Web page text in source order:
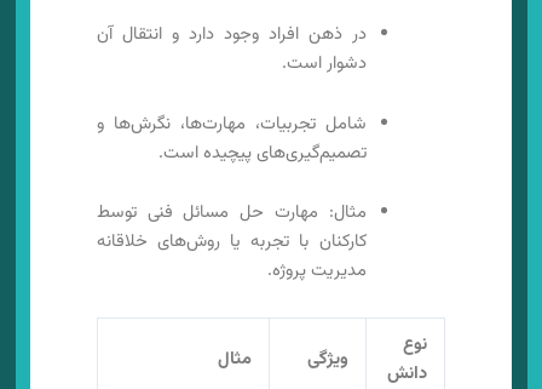
در ذهن افراد وجود دارد و انتقال آن
دشوار است.
شامل تجربیات، مهارت‌ها، نگرش‌ها و
تصمیم‌گیری‌های پیچیده است.
مثال: مهارت حل مسائل فنی توسط
کارکنان با تجربه یا روش‌های خلاقانه
مدیریت پروژه.
نوع
دانش
ویژگی مثال